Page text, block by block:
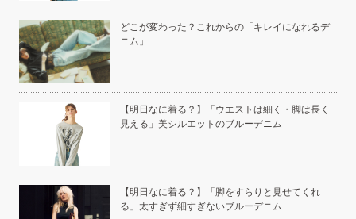
どこが変わった？これからの「キレイになれるデ
ニム」
【明日なに着る？】「ウエストは細く・脚は長く
見える」美シルエットのブルーデニム
【明日なに着る？】「脚をすらりと見せてくれ
る」太すぎず細すぎないブルーデニム